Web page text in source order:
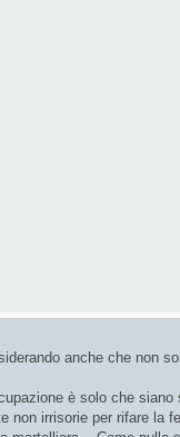
anche che non
è solo che
non irrisorie per rifare la